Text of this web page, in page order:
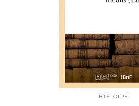
HISTOIRE